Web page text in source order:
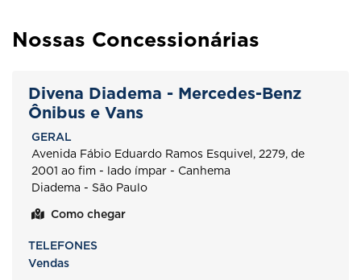
Nossas Concessionárias
Divena Diadema - Mercedes-Benz
Ônibus e Vans
GERAL
Avenida Fábio Eduardo Ramos Esquivel, 2279, de
2001 ao fim - lado ímpar - Canhema
Diadema - São Paulo
Como chegar
TELEFONES
Vendas